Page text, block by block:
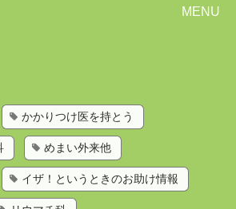
MENU
かかりつけ医を持とう
めまい外来他
イザ！というときのお助け情報